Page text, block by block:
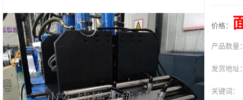
价格：
产品数量：
发货地址：
关键词：